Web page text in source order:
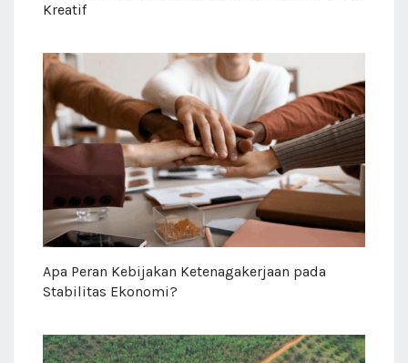
Kreatif
Apa Peran Kebijakan Ketenagakerjaan pada
Stabilitas Ekonomi?